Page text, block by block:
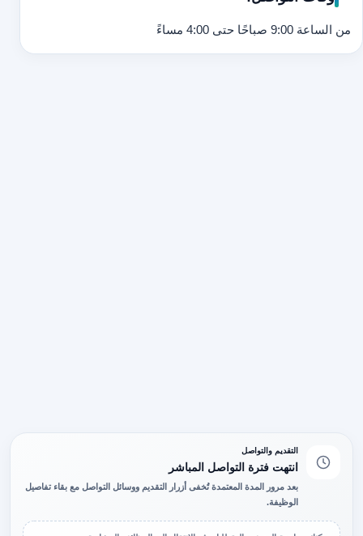
من الساعة 9:00 صباحًا حتى 4:00 مساءً
التقديم والتواصل
انتهت فترة التواصل المباشر
بعد مرور المدة المعتمدة تُخفى أزرار التقديم ووسائل التواصل مع بقاء تفاصيل
الوظيفة.